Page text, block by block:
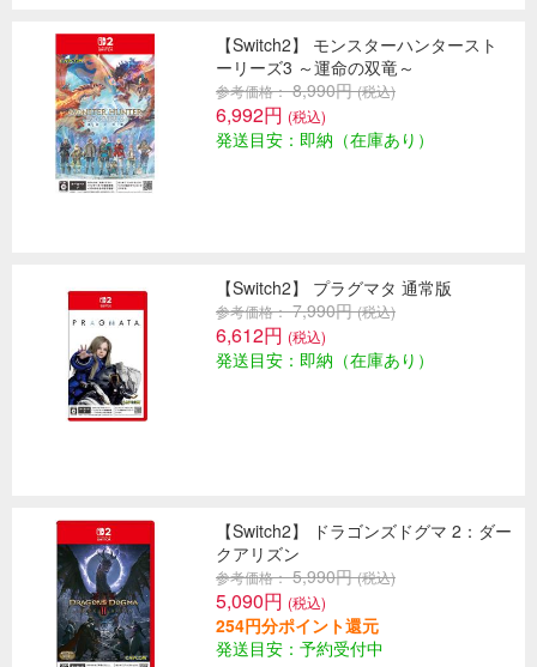
【Switch2】 モンスターハンタースト
ーリーズ3 ～運命の双竜～
参考価格： 8,990円(税込)
6,992円 (税込)
発送目安：即納（在庫あり）
【Switch2】 プラグマタ 通常版
参考価格： 7,990円(税込)
6,612円 (税込)
発送目安：即納（在庫あり）
【Switch2】 ドラゴンズドグマ 2：ダー
クアリズン
参考価格： 5,990円(税込)
5,090円 (税込)
254円分ポイント還元
発送目安：予約受付中